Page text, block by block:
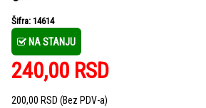
Šifra: 14614
NA STANJU
240,00 RSD
200,00 RSD (Bez PDV-a)